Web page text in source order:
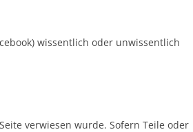
wissentlich oder unwissentlich
verwiesen wurde. Sofern Teile oder